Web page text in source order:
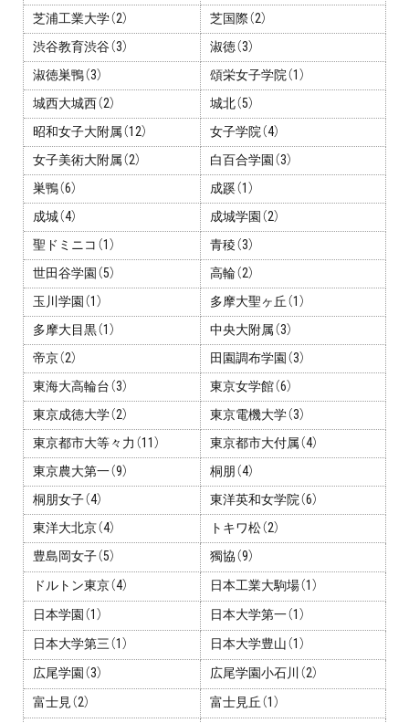
芝浦工業大学（2）
芝国際（2）
渋谷教育渋谷（3）
淑徳（3）
淑徳巣鴨（3）
頌栄女子学院（1）
城西大城西（2）
城北（5）
昭和女子大附属（12）
女子学院（4）
女子美術大附属（2）
白百合学園（3）
巣鴨（6）
成蹊（1）
成城（4）
成城学園（2）
聖ドミニコ（1）
青稜（3）
世田谷学園（5）
高輪（2）
玉川学園（1）
多摩大聖ヶ丘（1）
多摩大目黒（1）
中央大附属（3）
帝京（2）
田園調布学園（3）
東海大高輪台（3）
東京女学館（6）
東京成徳大学（2）
東京電機大学（3）
東京都市大等々力（11）
東京都市大付属（4）
東京農大第一（9）
桐朋（4）
桐朋女子（4）
東洋英和女学院（6）
東洋大北京（4）
トキワ松（2）
豊島岡女子（5）
獨協（9）
ドルトン東京（4）
日本工業大駒場（1）
日本学園（1）
日本大学第一（1）
日本大学第三（1）
日本大学豊山（1）
広尾学園（3）
広尾学園小石川（2）
富士見（2）
富士見丘（1）